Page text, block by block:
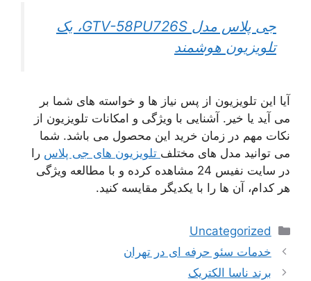
جی پلاس مدل GTV-58PU726S، یک
تلویزیون هوشمند
آیا این تلویزیون از پس نیاز ها و خواسته های شما بر
می آید یا خیر. آشنایی با ویژگی و امکانات تلویزیون از
نکات مهم در زمان خرید این محصول می باشد. شما
می توانید مدل های مختلفتلویزیون های جی پلاسرا
در سایت نفیس 24 مشاهده کرده و با مطالعه ویژگی
هر کدام، آن ها را با یکدیگر مقایسه کنید.
دسته‌ها
Uncategorized
ناوبری
نوشته‌ها
خدمات سئو حرفه ای در تهران
برند ناسا الکتریک